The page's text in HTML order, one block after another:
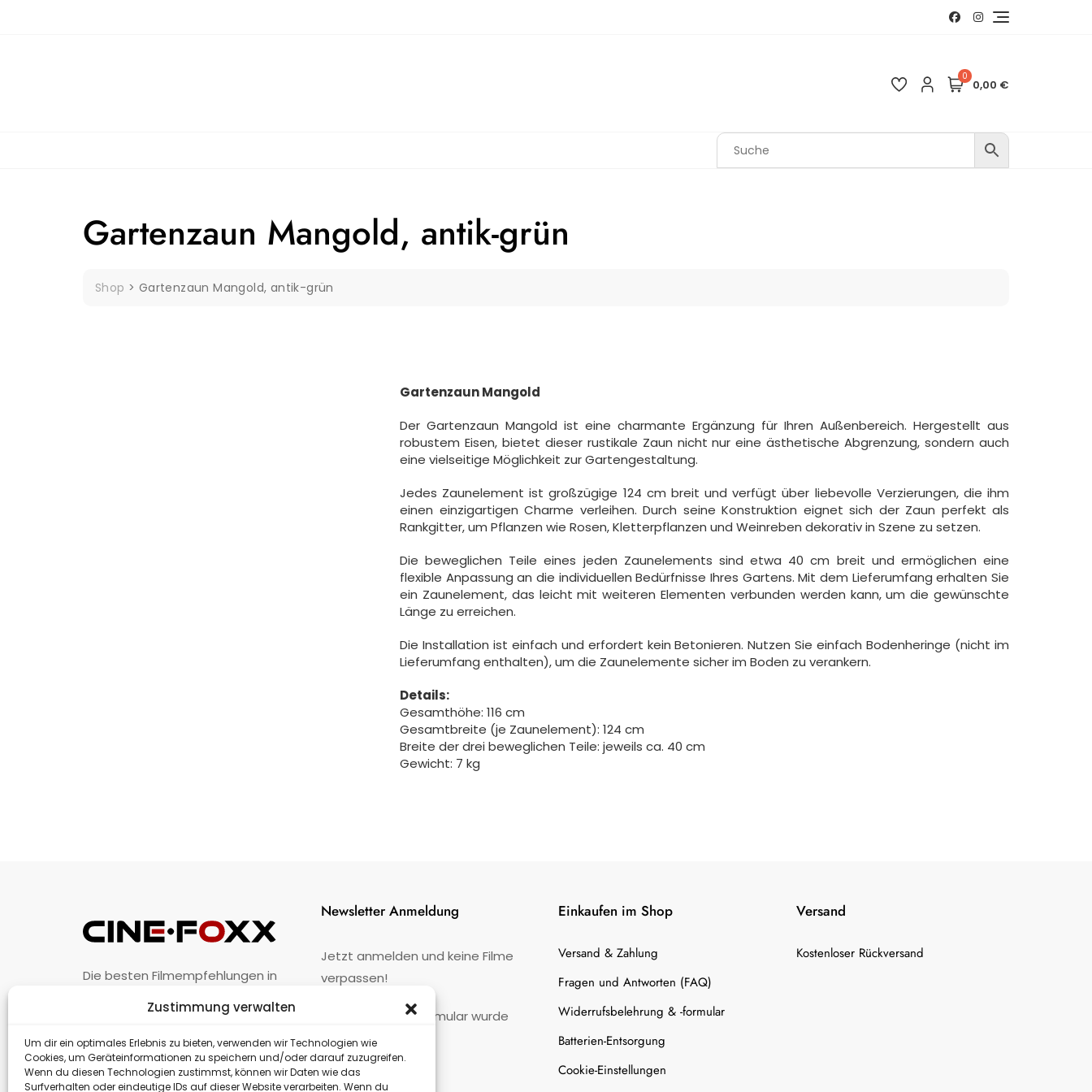
Zustimmung verwalten
Um dir ein optimales Erlebnis zu bieten, verwenden wir Technologien wie
Cookies, um Geräteinformationen zu speichern und/oder darauf zuzugreifen.
Wenn du diesen Technologien zustimmst, können wir Daten wie das
Surfverhalten oder eindeutige IDs auf dieser Website verarbeiten. Wenn du
0
0,00 €
Gartenzaun Mangold, antik-grün
Shop > Gartenzaun Mangold, antik-grün
Gartenzaun Mangold
Der Gartenzaun Mangold ist eine charmante Ergänzung für Ihren Außenbereich. Hergestellt aus
robustem Eisen, bietet dieser rustikale Zaun nicht nur eine ästhetische Abgrenzung, sondern auch
eine vielseitige Möglichkeit zur Gartengestaltung.
Jedes Zaunelement ist großzügige 124 cm breit und verfügt über liebevolle Verzierungen, die ihm
einen einzigartigen Charme verleihen. Durch seine Konstruktion eignet sich der Zaun perfekt als
Rankgitter, um Pflanzen wie Rosen, Kletterpflanzen und Weinreben dekorativ in Szene zu setzen.
Die beweglichen Teile eines jeden Zaunelements sind etwa 40 cm breit und ermöglichen eine
flexible Anpassung an die individuellen Bedürfnisse Ihres Gartens. Mit dem Lieferumfang erhalten Sie
ein Zaunelement, das leicht mit weiteren Elementen verbunden werden kann, um die gewünschte
Länge zu erreichen.
Die Installation ist einfach und erfordert kein Betonieren. Nutzen Sie einfach Bodenheringe (nicht im
Lieferumfang enthalten), um die Zaunelemente sicher im Boden zu verankern.
Details:
Gesamthöhe: 116 cm
Gesamtbreite (je Zaunelement): 124 cm
Breite der drei beweglichen Teile: jeweils ca. 40 cm
Gewicht: 7 kg
Die besten Filmempfehlungen in
Unternehmen · Impressum · Kontakt
Newsletter Anmeldung
Jetzt anmelden und keine Filme
verpassen!
Kontaktformular wurde
nicht gefunden.
Einkaufen im Shop
Versand & Zahlung
Fragen und Antworten (FAQ)
Widerrufsbelehrung & -formular
Batterien-Entsorgung
Cookie-Einstellungen
Versand
Kostenloser Rückversand